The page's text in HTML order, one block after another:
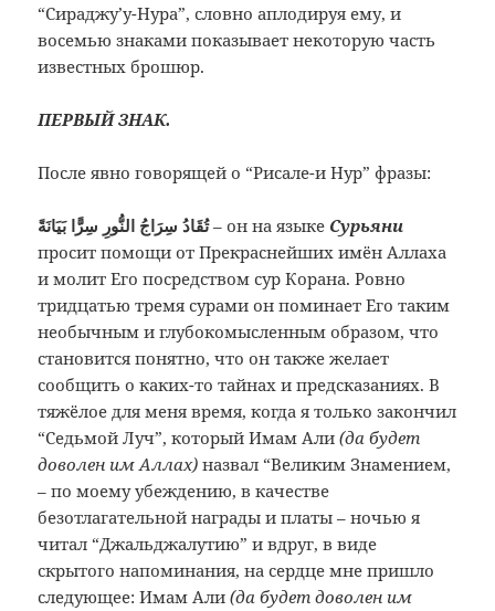
“Сираджу’у-Нура”, словно аплодируя ему, и
восемью знаками показывает некоторую часть
известных брошюр.
ПЕРВЫЙ ЗНАК.
После явно говорящей о “Рисале-и Нур” фразы:
تُقَادُ سِرَاجُ النُّورِ سِرًّا بَيَانَةً– он на языке Сурьяни
просит помощи от Прекраснейших имён Аллаха
и молит Его посредством сур Корана. Ровно
тридцатью тремя сурами он поминает Его таким
необычным и глубокомысленным образом, что
становится понятно, что он также желает
сообщить о каких-то тайнах и предсказаниях. В
тяжёлое для меня время, когда я только закончил
“Седьмой Луч”, который Имам Али(да будет
доволен им Аллах) назвал “Великим Знамением,
– по моему убеждению, в качестве
безотлагательной награды и платы – ночью я
читал “Джальджалутию” и вдруг, в виде
скрытого напоминания, на сердце мне пришло
следующее: Имам Али(да будет доволен им